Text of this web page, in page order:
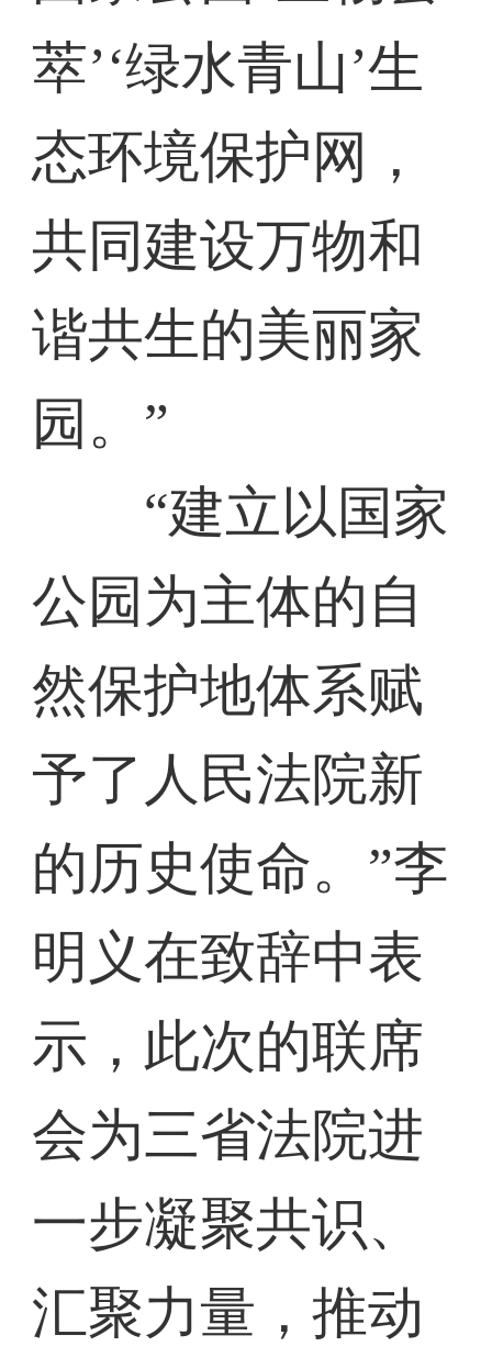
萃’‘绿水青山’生
态环境保护网，
共同建设万物和
谐共生的美丽家
园。”
“建立以国家
公园为主体的自
然保护地体系赋
予了人民法院新
的历史使命。”李
明义在致辞中表
示，此次的联席
会为三省法院进
一步凝聚共识、
汇聚力量，推动